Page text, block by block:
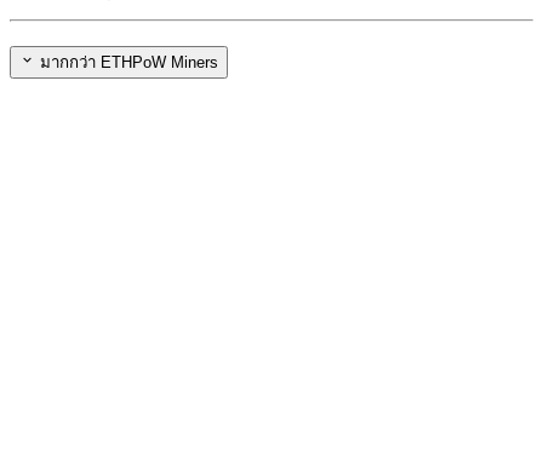
มากกว่า ETHPoW Miners